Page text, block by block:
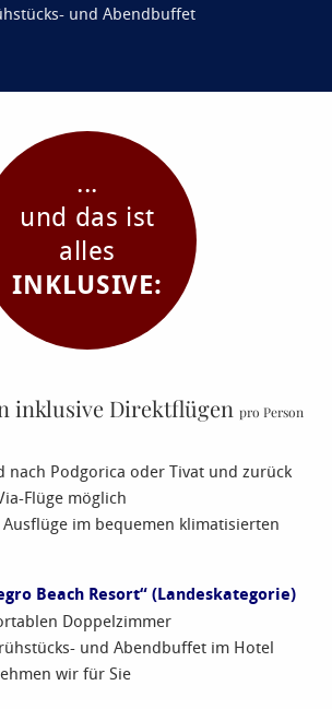
und Abendbuffet
...
und das ist
alles
INKLUSIVE:
inklusive Direktflügen pro Person
nach Podgorica oder Tivat und zurück
Flüge möglich
Ausflüge im bequemen klimatisierten
Beach Resort“ (Landeskategorie)
Doppelzimmer
und Abendbuffet im Hotel
wir für Sie